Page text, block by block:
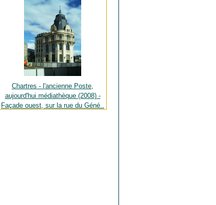
Chartres - l'ancienne Poste,
aujourd'hui médiathèque (2008) -
Façade ouest, sur la rue du Géné..